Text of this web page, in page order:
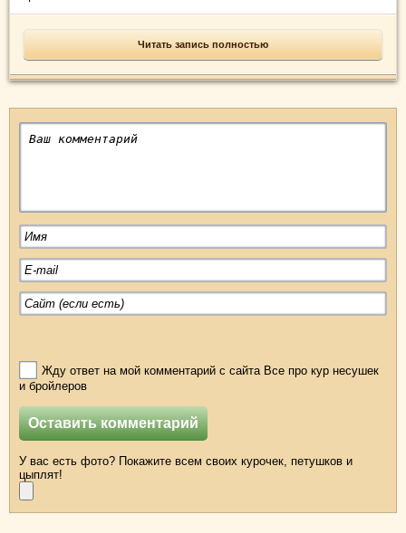
Читать запись полностью
Жду ответ на мой комментарий с сайта Все про кур несушек
и бройлеров
У вас есть фото? Покажите всем своих курочек, петушков и
цыплят!